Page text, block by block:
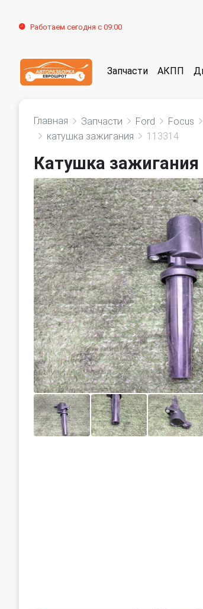
Работаем сегодня с 09:00
Запчасти АКПП
Главная Запчасти Ford Focus
катушка зажигания
113314
Катушка